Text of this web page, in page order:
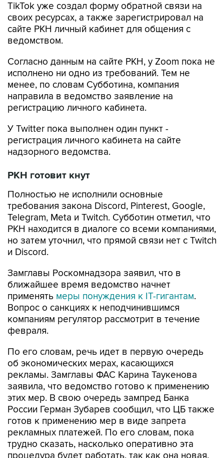
TikTok уже создал форму обратной связи на
своих ресурсах, а также зарегистрировал на
сайте РКН личный кабинет для общения с
ведомством.
Согласно данным на сайте РКН, у Zoom пока не
исполнено ни одно из требований. Тем не
менее, по словам Субботина, компания
направила в ведомство заявление на
регистрацию личного кабинета.
У Twitter пока выполнен один пункт -
регистрация личного кабинета на сайте
надзорного ведомства.
РКН готовит кнут
Полностью не исполнили основные
требования закона Discord, Pinterest, Google,
Telegram, Meta и Twitch. Субботин отметил, что
РКН находится в диалоге со всеми компаниями,
но затем уточнил, что прямой связи нет с Twitch
и Discord.
Замглавы Роскомнадзора заявил, что в
ближайшее время ведомство начнет
применять меры понуждения к IT-гигантам.
Вопрос о санкциях к неподчинившимся
компаниям регулятор рассмотрит в течение
февраля.
По его словам, речь идет в первую очередь
об экономических мерах, касающихся
рекламы. Замглавы ФАС Карина Таукенова
заявила, что ведомство готово к применению
этих мер. В свою очередь зампред Банка
России Герман Зубарев сообщил, что ЦБ также
готов к применению мер в виде запрета
рекламных платежей. По его словам, пока
трудно сказать, насколько оперативно эта